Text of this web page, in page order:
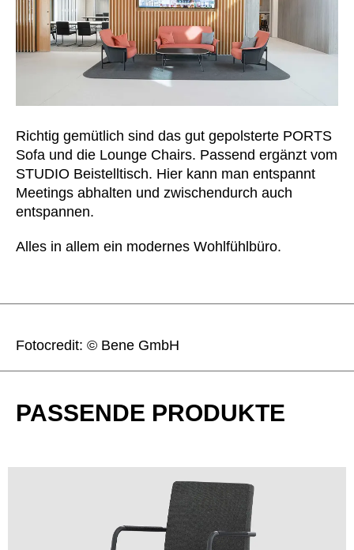
Richtig gemütlich sind das gut gepolsterte PORTS
Sofa und die Lounge Chairs. Passend ergänzt vom
STUDIO Beistelltisch. Hier kann man entspannt
Meetings abhalten und zwischendurch auch
entspannen.
Alles in allem ein modernes Wohlfühlbüro.
Fotocredit: © Bene GmbH
PASSENDE PRODUKTE